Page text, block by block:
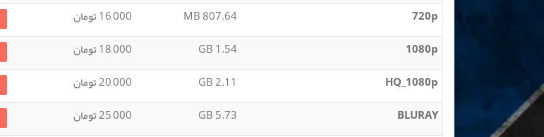
720p
807.64 MB 16,000 تومان
1080p
1.54 GB 18,000 تومان
HQ_1080p
2.11 GB 20,000 تومان
BLURAY
5.73 GB 25,000 تومان